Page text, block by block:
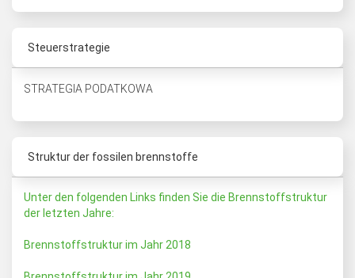
Steuerstrategie
STRATEGIA PODATKOWA
Struktur der fossilen brennstoffe
Unter den folgenden Links finden Sie die Brennstoffstruktur
der letzten Jahre:
Brennstoffstruktur im Jahr 2018